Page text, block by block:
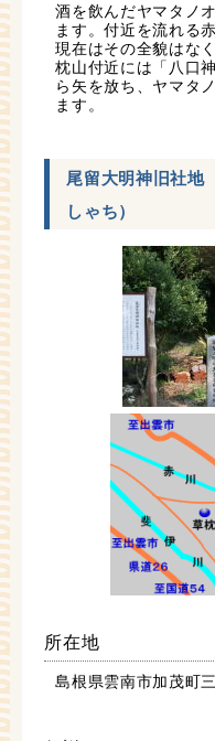
酒を飲んだヤマタノ
ます。付近を流れる
現在はその全貌はな
枕山付近には「八口
ら矢を放ち、ヤマタ
ます。
尾留大明神旧社地
しゃち）
所在地
島根県雲南市加茂町